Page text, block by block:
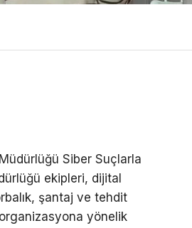
Siber Suçlarla
ekipleri, dijital
şantaj ve tehdit
yönelik